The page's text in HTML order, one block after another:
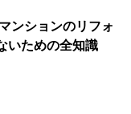
ンションのリフォ
いための全知識